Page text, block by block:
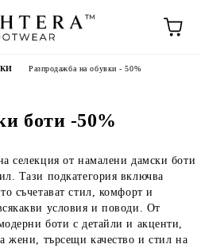
Разпродажба на обувки - 50%
боти -50%
селекция от намалени дамски боти
Тази подкатегория включва
съчетават стил, комфорт и
условия и поводи. От
боти с детайли и акценти,
жени, търсещи качество и стил на